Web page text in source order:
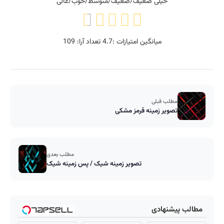
میانگین امتیازات :4.7تعداد آرا: 109
مطلب قبلی
تصویر زمینه قرمز مشکی
مطلب بعدی
تصویر زمینه شیک / پس زمینه شیک
مطالب پیشنهادی